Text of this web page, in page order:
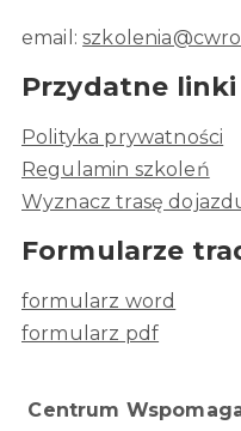
email:
Przydatne linki
Polityka prywatności
Regulamin szkoleń
Wyznacz trasę
Formularze
formularz word
formularz pdf
Centrum